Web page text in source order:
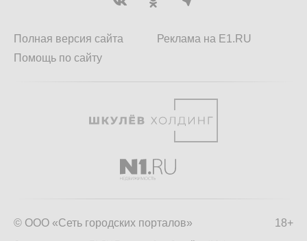
Полная версия сайта
Помощь по сайту
Реклама на E1.RU
18+
© ООО «Сеть городских порталов»